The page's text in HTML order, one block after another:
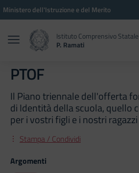
Vai ai contenuti
Vai al menu di navigazione
Vai al footer
Ministero dell'Istruzione e del Merito
Istituto Comprensivo Statale
P. Ramati
PTOF
Il Piano triennale dell'offerta
di Identità della scuola, quello
per i vostri figli e i nostri ragazzi
Stampa / Condividi
Argomenti